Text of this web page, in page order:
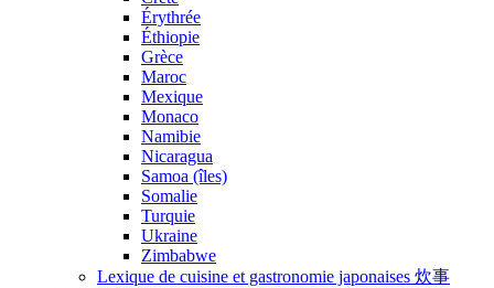
Érythrée
Éthiopie
Grèce
Maroc
Mexique
Monaco
Namibie
Nicaragua
Samoa (îles)
Somalie
Turquie
Ukraine
Zimbabwe
Lexique de cuisine et gastronomie japonaises 炊事